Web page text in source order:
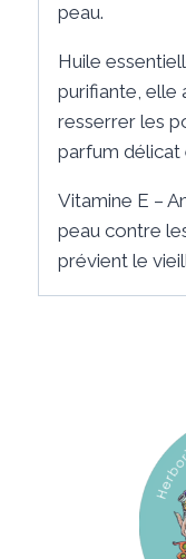
peau.
Huile
purifiante, elle
resserrer les
parfum délicat
Vitamine E –
peau contre
prévient le